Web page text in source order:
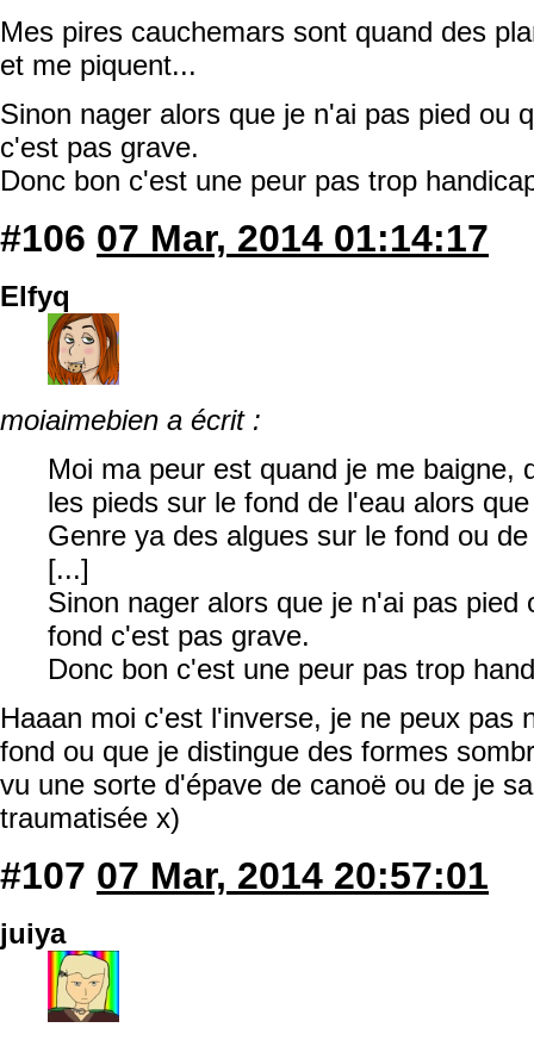
Mes pires cauchemars sont quand des
et me piquent...
Sinon nager alors que je n'ai pas pied ou
c'est pas grave.
Donc bon c'est une peur pas trop
#106 07 Mar, 2014 01:14:17
Elfyq
moiaimebien a écrit :
Moi ma peur est quand je me baigne,
les pieds sur le fond de l'eau alors
Genre ya des algues sur le fond ou
[...]
Sinon nager alors que je n'ai pas pied
fond c'est pas grave.
Donc bon c'est une peur pas trop
Haaan moi c'est l'inverse, je ne peux pas
fond ou que je distingue des formes
vu une sorte d'épave de canoë ou de je
traumatisée x)
#107 07 Mar, 2014 20:57:01
juiya